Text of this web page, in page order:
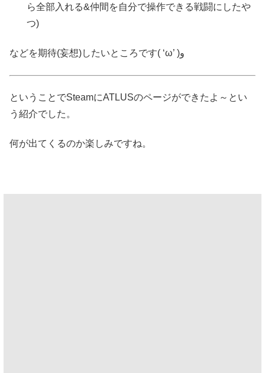
ら全部入れる&仲間を自分で操作できる戦闘にしたや
つ)
などを期待(妄想)したいところです( ‘ω’ )و
ということでSteamにATLUSのページができたよ～とい
う紹介でした。
何が出てくるのか楽しみですね。